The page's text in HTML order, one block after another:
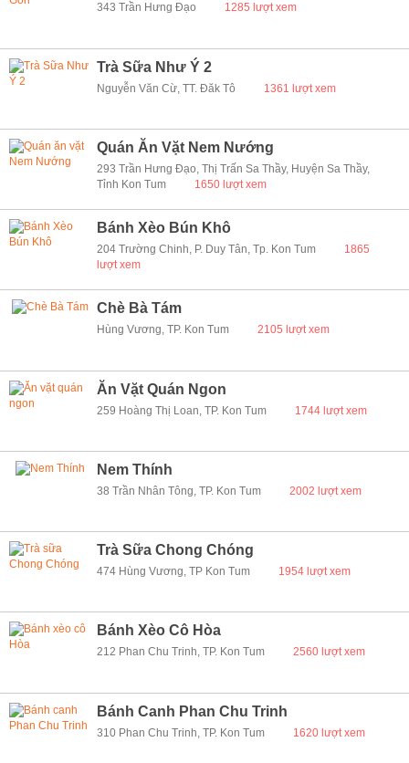
343 Trần Hưng Đạo 1285 lượt xem
Trà Sữa Như Ý 2
Nguyễn Văn Cừ, TT. Đăk Tô 1361 lượt xem
Quán Ăn Vặt Nem Nướng
293 Trần Hưng Đạo, Thị Trấn Sa Thầy, Huyện Sa Thầy,
Tỉnh Kon Tum
1650 lượt xem
Bánh Xèo Bún Khô
204 Trường Chinh, P. Duy Tân, Tp. Kon Tum
1865
lượt xem
Chè Bà Tám
Hùng Vương, TP. Kon Tum 2105 lượt xem
Ăn Vặt Quán Ngon
259 Hoàng Thị Loan, TP. Kon Tum 1744 lượt xem
Nem Thính
38 Trần Nhân Tông, TP. Kon Tum 2002 lượt xem
Trà Sữa Chong Chóng
474 Hùng Vương, TP Kon Tum 1954 lượt xem
Bánh Xèo Cô Hòa
212 Phan Chu Trinh, TP. Kon Tum 2560 lượt xem
Bánh Canh Phan Chu Trinh
310 Phan Chu Trinh, TP. Kon Tum 1620 lượt xem